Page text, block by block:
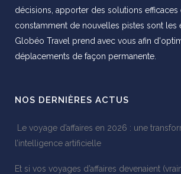
décisions, apporter des solutions
constamment de nouvelles pistes sont les
Globéo Travel prend avec vous afin
déplacements de façon permanente.
NOS DERNIÈRES ACTUS
Le voyage d’affaires en 2026 : une
l’intelligence artificielle
Et si vos voyages d’affaires devenaient